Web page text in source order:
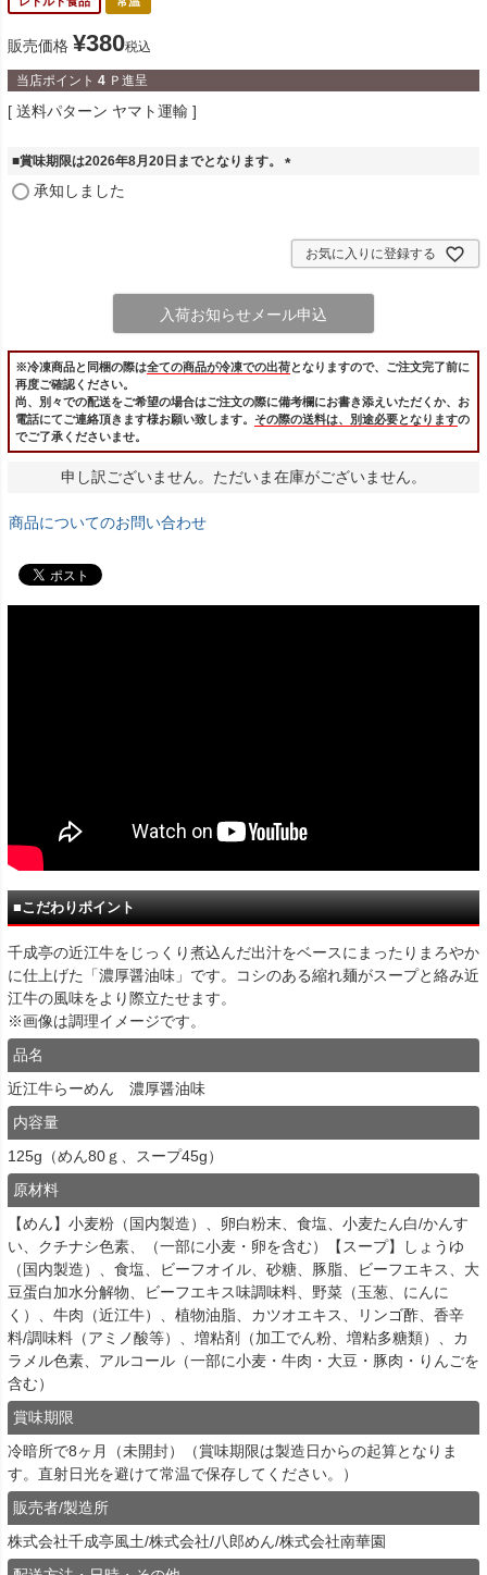
販売価格 ¥380税込
当店ポイント 4 Ｐ進呈
送料パターン ヤマト運輸
■賞味期限は2026年8月20日までとなります。
承知しました
お気に入りに登録する
入荷お知らせメール申込
※冷凍商品と同梱の際は全ての商品が冷凍での出荷となりますので、ご注文完了前に
再度ご確認ください。
尚、別々での配送をご希望の場合はご注文の際に備考欄にお書き添えいただくか、お
電話にてご連絡頂きます様お願い致します。 その際の送料は、別途必要となりますの
でご了承くださいませ。
申し訳ございません。ただいま在庫がございません。
商品についてのお問い合わせ
■こだわりポイント
千成亭の近江牛をじっくり煮込んだ出汁をベースにまったりまろやか
に仕上げた「濃厚醤油味」です。コシのある縮れ麺がスープと絡み近
江牛の風味をより際立たせます。
※画像は調理イメージです。
品名
近江牛らーめん 濃厚醤油味
内容量
125g（めん80ｇ、スープ45g）
原材料
【めん】小麦粉（国内製造）、卵白粉末、食塩、小麦たん白/かんす
い、クチナシ色素、（一部に小麦・卵を含む）【スープ】しょうゆ
（国内製造）、食塩、ビーフオイル、砂糖、豚脂、ビーフエキス、大
豆蛋白加水分解物、ビーフエキス味調味料、野菜（玉葱、にんに
く）、牛肉（近江牛）、植物油脂、カツオエキス、リンゴ酢、香辛
料/調味料（アミノ酸等）、増粘剤（加工でん粉、増粘多糖類）、カ
ラメル色素、アルコール（一部に小麦・牛肉・大豆・豚肉・りんごを
含む）
賞味期限
冷暗所で8ヶ月（未開封）（賞味期限は製造日からの起算となりま
す。直射日光を避けて常温で保存してください。）
販売者/製造所
株式会社千成亭風土/株式会社/八郎めん/株式会社南華園